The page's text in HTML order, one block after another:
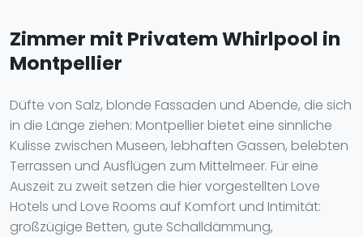
Zimmer mit Privatem Whirlpool in
Montpellier
Düfte von Salz, blonde Fassaden und Abende, die sich
in die Länge ziehen: Montpellier bietet eine sinnliche
Kulisse zwischen Museen, lebhaften Gassen, belebten
Terrassen und Ausflügen zum Mittelmeer. Für eine
Auszeit zu zweit setzen die hier vorgestellten Love
Hotels und Love Rooms auf Komfort und Intimität:
großzügige Betten, gute Schalldämmung,